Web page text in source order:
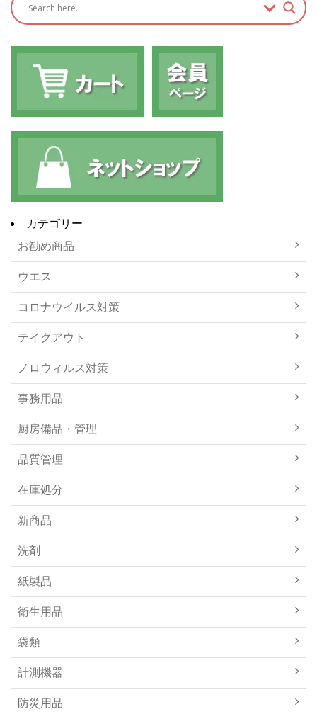
カテゴリー
お勧め商品
ウエス
コロナウイルス対策
テイクアウト
ノロウィルス対策
事務用品
厨房備品・管理
品質管理
在庫処分
新商品
洗剤
紙製品
衛生用品
袋類
計測機器
防災用品